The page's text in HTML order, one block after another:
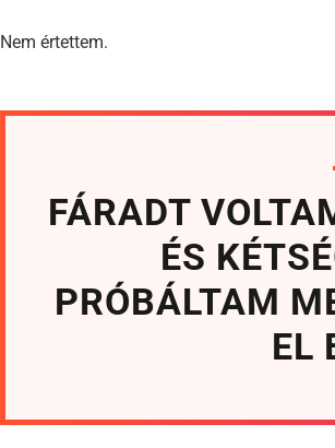
Nem értettem.
FÁRADT
ÉS
PRÓBÁLTAM
EL